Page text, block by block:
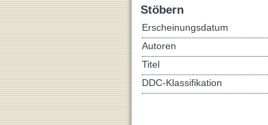
Stöbern
Erscheinungsdatum
Autoren
Titel
DDC-Klassifikation